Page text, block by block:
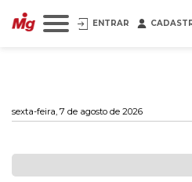
ENTRAR
sexta-feira, 7 de agosto de 2026